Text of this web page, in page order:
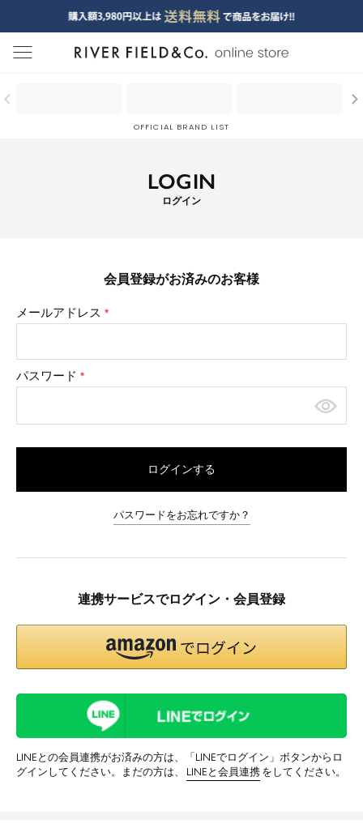
menu
OFFICIAL BRAND LIST
LOGIN
ログイン
会員登録がお済みのお客様
メールアドレス
(必
パスワード
(必
ログインする
パスワードをお忘れですか？
連携サービスでログイン・会員登録
LINEとの会員連携がお済みの方は、「LINEでログイン」ボタンからロ
グインしてください。まだの方は、
LINEと会員連携 をしてください。